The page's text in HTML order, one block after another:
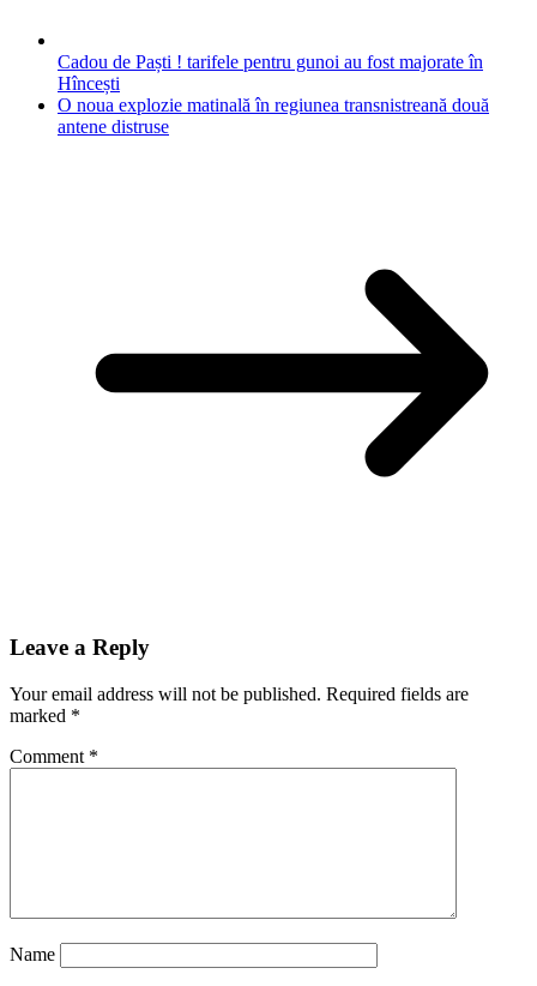
Cadou de Paști ! tarifele pentru gunoi au fost majorate în
Hîncești
O noua explozie matinală în regiunea transnistreană două
antene distruse
Leave a Reply
Your email address will not be published. Required fields are
marked *
Comment *
Name